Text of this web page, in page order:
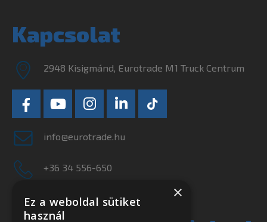
Kapcsolat
2948 Kisigmánd, Eurotrade M1 Truck Centrum
info@eurotrade.hu
+36 34 556-650
Ne szalassza el×
Ez a weboldal sütiket
használ